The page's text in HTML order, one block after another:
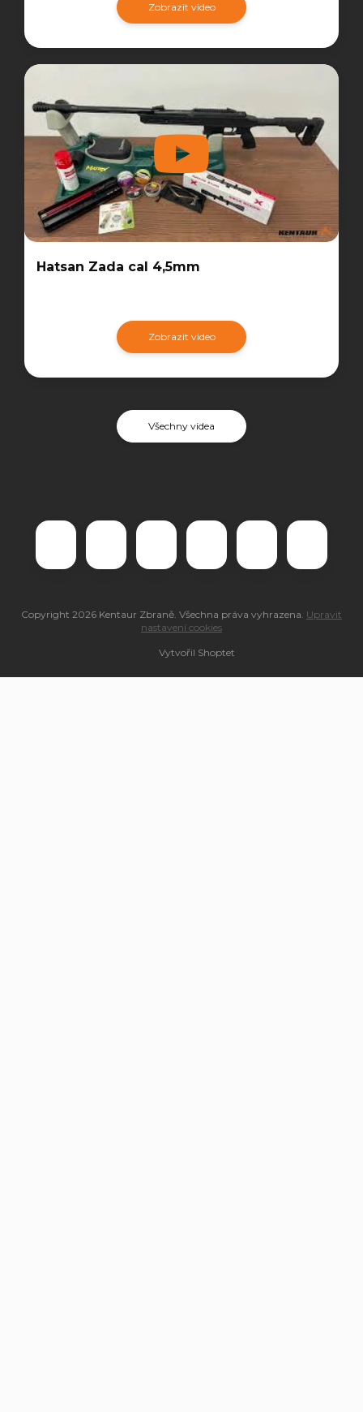
Zobrazit video
Hatsan Zada cal 4,5mm
Zobrazit video
Všechny videa
Vytvořil Shoptet
Copyright 2026 Kentaur Zbraně . Všechna práva vyhrazena. Upravit
nastavení cookies